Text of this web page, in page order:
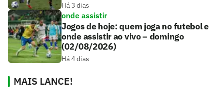
Há 3 dias
onde assistir
Jogos de hoje: quem joga no futebol e
onde assistir ao vivo – domingo
(02/08/2026)
Há 4 dias
MAIS LANCE!